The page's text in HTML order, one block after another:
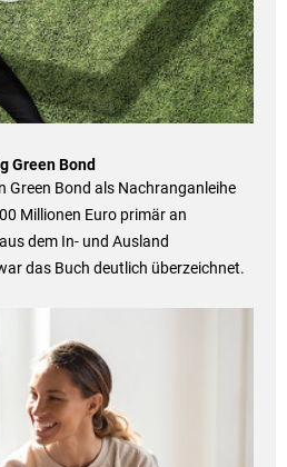
Green Bond
Green Bond als Nachranganleihe
Millionen Euro primär an
dem In- und Ausland
das Buch deutlich überzeichnet.